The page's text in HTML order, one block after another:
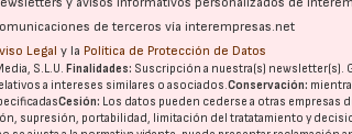
de terceros vía interempresas.net
Legal y la Política de Protección de Datos
S.L.U. Finalidades: Suscripción a nuestra(s) newsletter(s).
a intereses similares o asociados.Conservación:
Cesión: Los datos pueden cederse a otras empresas
supresión, portabilidad, limitación del tratatamiento y